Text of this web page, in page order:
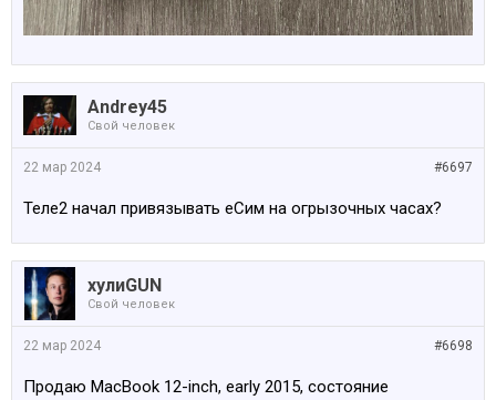
Andrey45
Свой человек
#6697
22 мар 2024
Теле2 начал привязывать еСим на огрызочных часах?
хулиGUN
Свой человек
#6698
22 мар 2024
Продаю MacBook 12-inch, early 2015, состояние